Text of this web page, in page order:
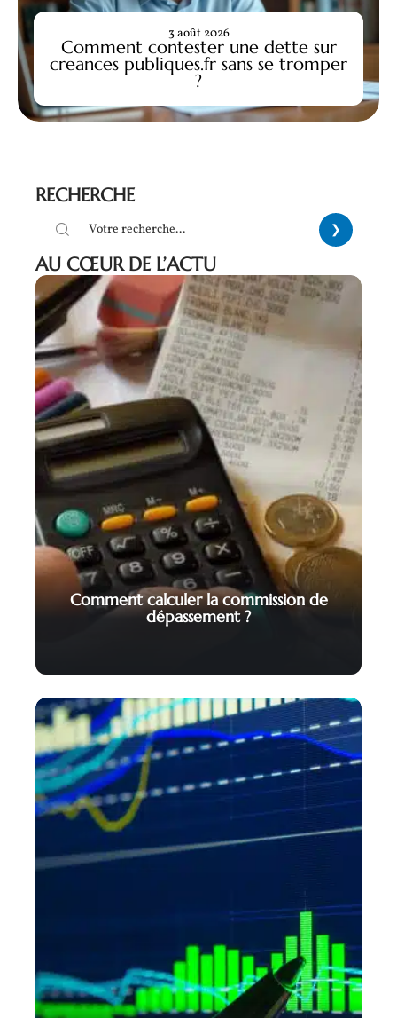
Comment contester une dette sur
creances publiques.fr sans se tromper
?
3 août 2026
RECHERCHE
AU CŒUR DE L’ACTU
Comment calculer la commission de
dépassement ?